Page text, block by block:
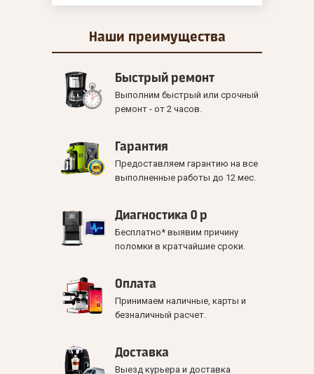
Наши преимущества
Быстрый ремонт
Выполним быстрый или срочный
ремонт - от 2 часов.
Гарантия
Предоставляем гарантию на все
выполненные работы до 12 мес.
Диагностика 0 р
Бесплатно* выявим причину
поломки в кратчайшие сроки.
Оплата
Принимаем наличные, карты и
безналичный расчет.
Доставка
Выезд курьера и доставка